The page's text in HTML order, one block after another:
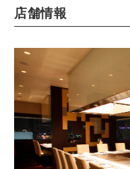
店舗情報